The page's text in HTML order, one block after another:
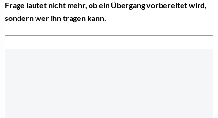
Frage lautet nicht mehr, ob ein Übergang vorbereitet wird,
sondern wer ihn tragen kann.